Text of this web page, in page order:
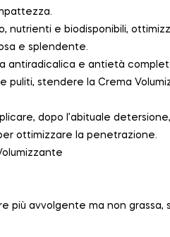
nutrienti e biodisponibili,
e splendente.
antiradicalica e antietà
stendere la Crema
dopo l’abituale
ottimizzare la penetrazione.
più avvolgente ma non